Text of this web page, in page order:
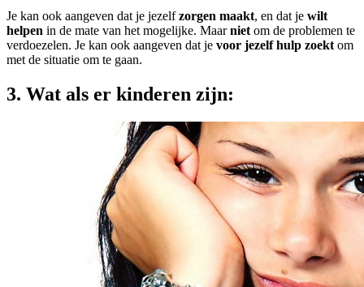
Je kan ook aangeven dat je jezelfzorgen maakt, en dat je wilt
helpen in de mate van het mogelijke. Maarniet om de problemen te
verdoezelen. Je kan ook aangeven dat je voor jezelf hulp zoekt om
met de situatie om te gaan.
3. Wat als er kinderen zijn: